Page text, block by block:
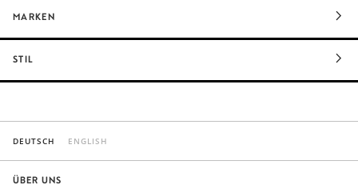
MARKEN
STIL
DEUTSCH ENGLISH
ÜBER UNS